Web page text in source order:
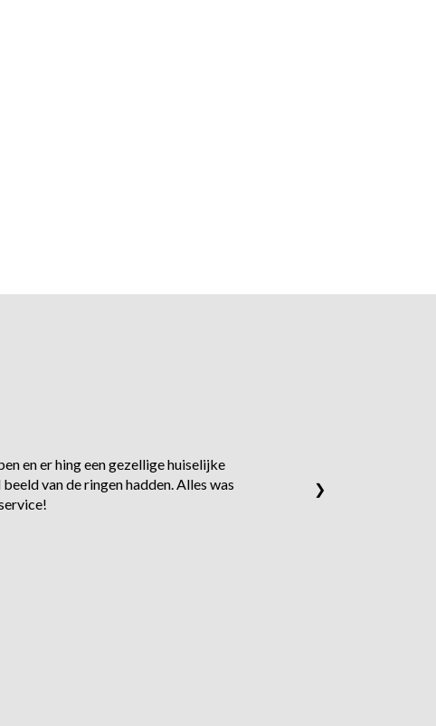
en er hing een gezellige huiselijke
van de ringen hadden. Alles was
❯